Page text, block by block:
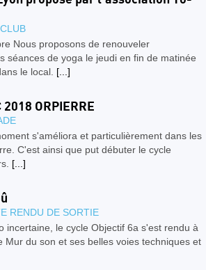
Nous proposons de renouveler
séances de yoga le jeudi en fin de matinée
le local. [...]
2018 ORPIERRE
s'améliora et particulièrement dans les
C'est ainsi que put débuter le cycle
[...]
RENDU DE SORTIE
incertaine, le cycle Objectif 6a s'est rendu à
Mur du son et ses belles voies techniques et